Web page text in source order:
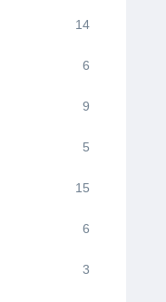
14
6
9
5
15
6
3